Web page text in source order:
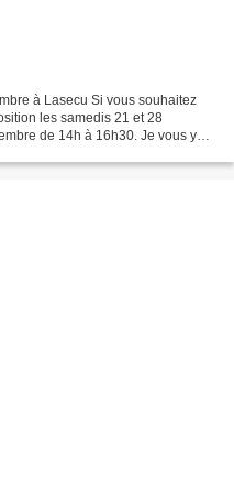
à Lasecu Si vous souhaitez
les samedis 21 et 28
de 14h à 16h30. Je vous y